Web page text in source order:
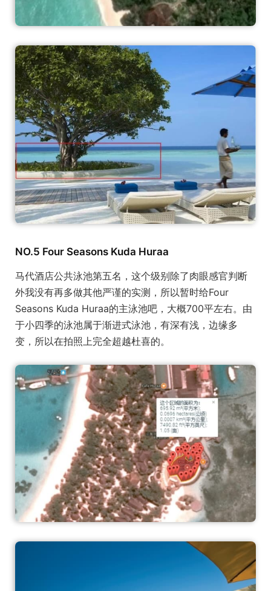
NO.5 Four Seasons Kuda Huraa
马代酒店公共泳池第五名，这个级别除了肉眼感官判断
外我没有再多做其他严谨的实测，所以暂时给Four
Seasons Kuda Huraa的主泳池吧，大概700平左右。由
于小四季的泳池属于渐进式泳池，有深有浅，边缘多
变，所以在拍照上完全超越杜喜的。